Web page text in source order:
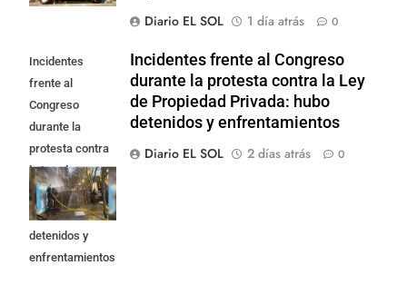
Diario EL SOL
1 día atrás 0
Incidentes
frente al
Congreso
durante la
protesta contra
la Ley de
Propiedad
Privada: hubo
detenidos y
enfrentamientos
Incidentes frente al Congreso
durante la protesta contra la Ley
de Propiedad Privada: hubo
detenidos y enfrentamientos
Diario EL SOL
2 días atrás 0